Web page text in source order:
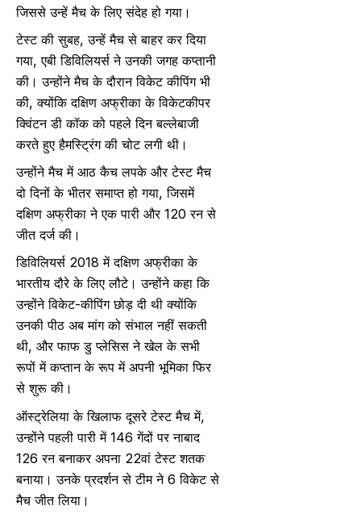
जिससे उन्हें मैच के लिए संदेह हो गया।
टेस्ट की सुबह, उन्हें मैच से बाहर कर दिया
गया, एबी डिविलियर्स ने उनकी जगह कप्तानी
की। उन्होंने मैच के दौरान विकेट कीपिंग भी
की, क्योंकि दक्षिण अफ्रीका के विकेटकीपर
क्विंटन डी कॉक को पहले दिन बल्लेबाजी
करते हुए हैमस्ट्रिंग की चोट लगी थी।
उन्होंने मैच में आठ कैच लपके और टेस्ट मैच
दो दिनों के भीतर समाप्त हो गया, जिसमें
दक्षिण अफ्रीका ने एक पारी और 120 रन से
जीत दर्ज की।
डिविलियर्स 2018 में दक्षिण अफ्रीका के
भारतीय दौरे के लिए लौटे। उन्होंने कहा कि
उन्होंने विकेट-कीपिंग छोड़ दी थी क्योंकि
उनकी पीठ अब मांग को संभाल नहीं सकती
थी, और फाफ डु प्लेसिस ने खेल के सभी
रूपों में कप्तान के रूप में अपनी भूमिका फिर
से शुरू की।
ऑस्ट्रेलिया के खिलाफ दूसरे टेस्ट मैच में,
उन्होंने पहली पारी में 146 गेंदों पर नाबाद
126 रन बनाकर अपना 22वां टेस्ट शतक
बनाया। उनके प्रदर्शन से टीम ने 6 विकेट से
मैच जीत लिया।